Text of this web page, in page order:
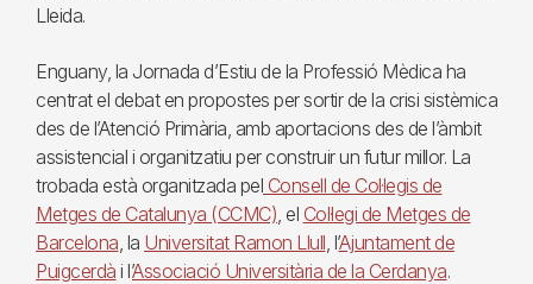
Lleida.
Enguany, la Jornada d’Estiu de la Professió Mèdica ha
centrat el debat en propostes per sortir de la crisi sistèmica
des de l’Atenció Primària, amb aportacions des de l’àmbit
assistencial i organitzatiu per construir un futur millor. La
trobada està organitzada pel Consell de Col·legis de
Metges de Catalunya (CCMC), el Col·legi de Metges de
Barcelona, la Universitat Ramon Llull, l’Ajuntament de
Puigcerdà i l’Associació Universitària de la Cerdanya.